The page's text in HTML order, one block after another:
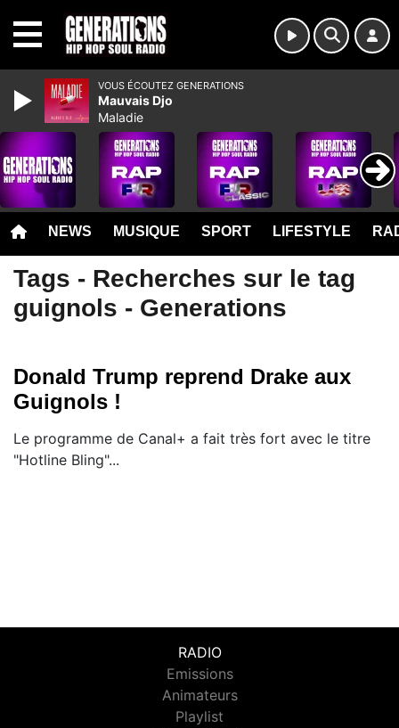
NEWS MUSIQUE SPORT LIFESTYLE
Tags - Recherches sur le tag
guignols - Generations
Donald Trump reprend Drake aux
Guignols !
Le programme de Canal+ a fait très fort avec le titre
"Hotline Bling"...
RADIO
Emissions
Animateurs
Playlist
VOUS ÉCOUTEZ GENERATIONS
Mauvais Djo
Maladie